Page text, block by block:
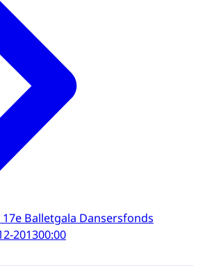
Balletgala Dansersfonds
201300:00